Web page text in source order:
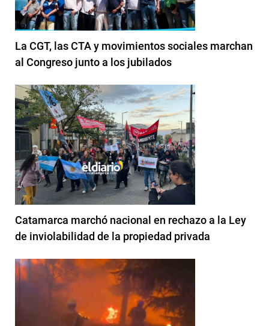
La CGT, las CTA y movimientos sociales marchan
al Congreso junto a los jubilados
Catamarca marchó nacional en rechazo a la Ley
de inviolabilidad de la propiedad privada